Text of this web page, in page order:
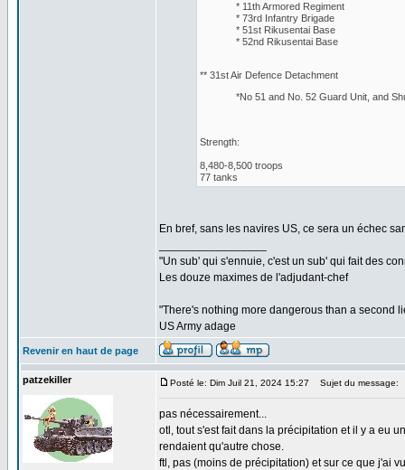
* 11th Armored Regiment
* 73rd Infantry Brigade
* 51st Rikusentai Base
* 52nd Rikusentai Base
** 31st Air Defence Detachment
*No 51 and No. 52 Guard Unit, and
Strength:
8,480-8,500 troops
77 tanks
En bref, sans les navires US, ce sera un échec
"Un sub' qui s'ennuie, c'est un sub' qui fait des
Les douze maximes de l'adjudant-chef
"There's nothing more dangerous than a second
US Army adage
Revenir en haut de page
patzekiller Posté le: Dim Juil 21, 2024 15:27 Sujet du message:
pas nécessairement...
otl, tout s'est fait dans la précipitation et il y a eu
rendaient qu'autre chose.
ftl, pas (moins de précipitation) et sur ce que j'ai